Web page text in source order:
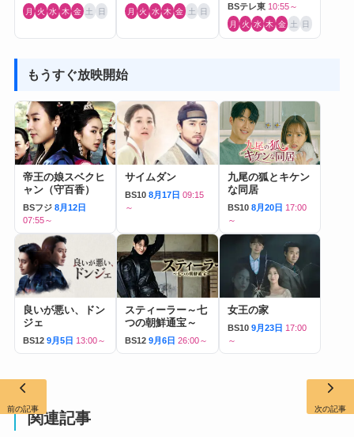
月 火 水 木 金 土 日 月 火 水 木 金 土 日 BSテレ東 10:55～
月 火 水 木 金 土 日
もうすぐ放映開始
帝王の娘スベクヒ
ャン（守百香）
BSフジ 8月12日
07:55～
サイムダン
BS10 8月17日 09:15
～
九尾の狐とキケン
な同居
BS10 8月20日 17:00
～
良いが悪い、ドン
ジェ
BS12 9月5日 13:00～
スティーラー～七
つの朝鮮通宝～
BS12 9月6日 26:00～
女王の家
BS10 9月23日 17:00
～
関連記事
前の記事 次の記事